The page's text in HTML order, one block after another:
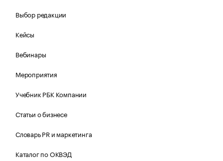
Выбор редакции
Кейсы
Вебинары
Мероприятия
Учебник РБК Компании
Статьи о бизнесе
Словарь PR и маркетинга
Каталог по ОКВЭД